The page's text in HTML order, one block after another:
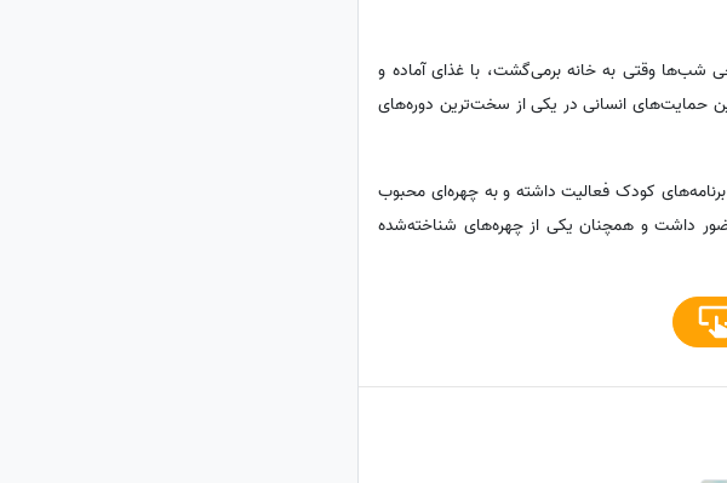
شب‌ها وقتی به خانه برمی‌گشت، با غذای آماده و
حمایت‌های انسانی در یکی از سخت‌ترین دوره‌های
حوزه برنامه‌های کودک فعالیت داشته و به چهره‌ای محبوب
داشت و همچنان یکی از چهره‌های شناخته‌شده